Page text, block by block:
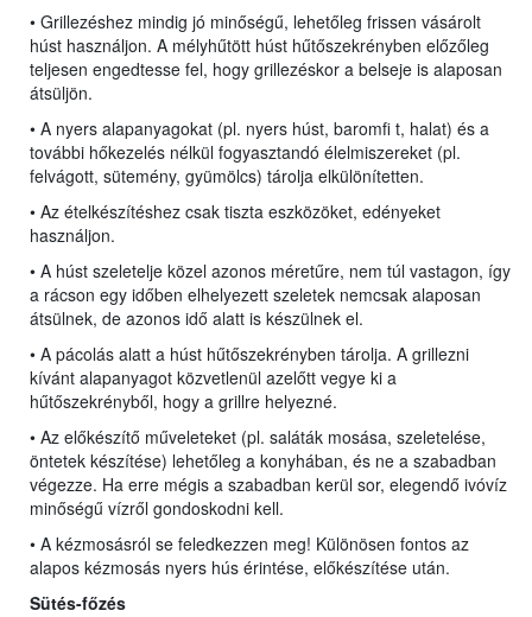
• Grillezéshez mindig jó minőségű, lehetőleg frissen vásárolt
húst használjon. A mélyhűtött húst hűtőszekrényben előzőleg
teljesen engedtesse fel, hogy grillezéskor a belseje is alaposan
átsüljön.
• A nyers alapanyagokat (pl. nyers húst, baromfi t, halat) és a
további hőkezelés nélkül fogyasztandó élelmiszereket (pl.
felvágott, sütemény, gyümölcs) tárolja elkülönítetten.
• Az ételkészítéshez csak tiszta eszközöket, edényeket
használjon.
• A húst szeletelje közel azonos méretűre, nem túl vastagon, így
a rácson egy időben elhelyezett szeletek nemcsak alaposan
átsülnek, de azonos idő alatt is készülnek el.
• A pácolás alatt a húst hűtőszekrényben tárolja. A grillezni
kívánt alapanyagot közvetlenül azelőtt vegye ki a
hűtőszekrényből, hogy a grillre helyezné.
• Az előkészítő műveleteket (pl. saláták mosása, szeletelése,
öntetek készítése) lehetőleg a konyhában, és ne a szabadban
végezze. Ha erre mégis a szabadban kerül sor, elegendő ivóvíz
minőségű vízről gondoskodni kell.
• A kézmosásról se feledkezzen meg! Különösen fontos az
alapos kézmosás nyers hús érintése, előkészítése után.
Sütés-főzés